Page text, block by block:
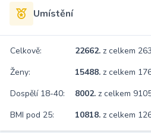
Umístění
Celkově: 22662. z celkem
Ženy:
15488. z celkem
Dospělí 18-40:
8002. z celkem
BMI pod 25:
10818. z celkem